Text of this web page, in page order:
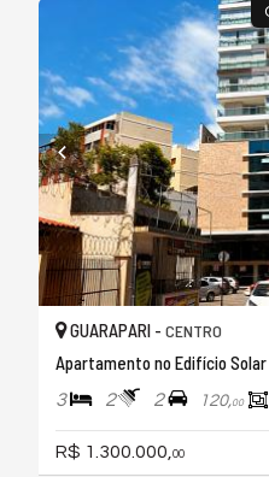
GUARAPARI - CENTRO
Apartamento no Edifício
3 2 2 120,00
R$ 1.300.000, 00